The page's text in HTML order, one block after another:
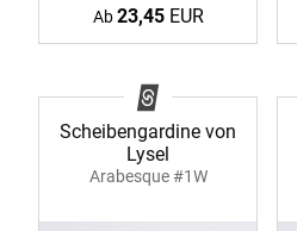
Ab23,45EUR
Scheibengardine von
Lysel
Arabesque #1W